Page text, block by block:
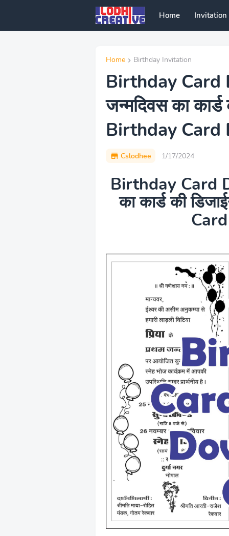
Home Invitation
Home Birthday Invitation
Birthday Card
जन्‍मदिवस का
Birthday Card
Cslodhee 1/17/2024
Birthday Card
का कार्ड की